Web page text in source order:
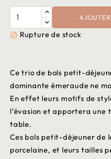
 Rupture de stock
Ce trio de bols petit-
dominante émeraude ne
En effet leurs motifs de
l’évasion et apportera une
table.
Ces bols petit-déjeuner de
porcelaine, et leurs tailles